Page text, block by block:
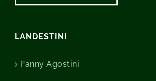
LANDESTINI
Fanny Agostini